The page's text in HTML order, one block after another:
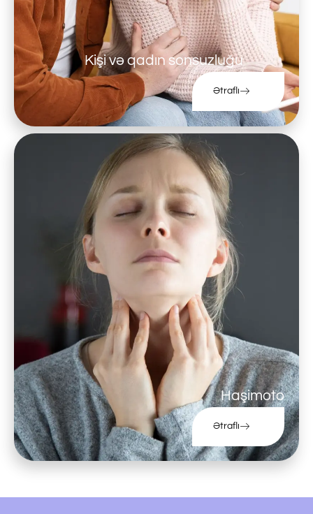
Kişi və qadın sonsuzluğu
Ətraflı
Haşimoto
Ətraflı